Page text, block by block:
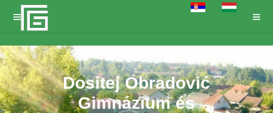
Dositej Obradović
Gimnázium és